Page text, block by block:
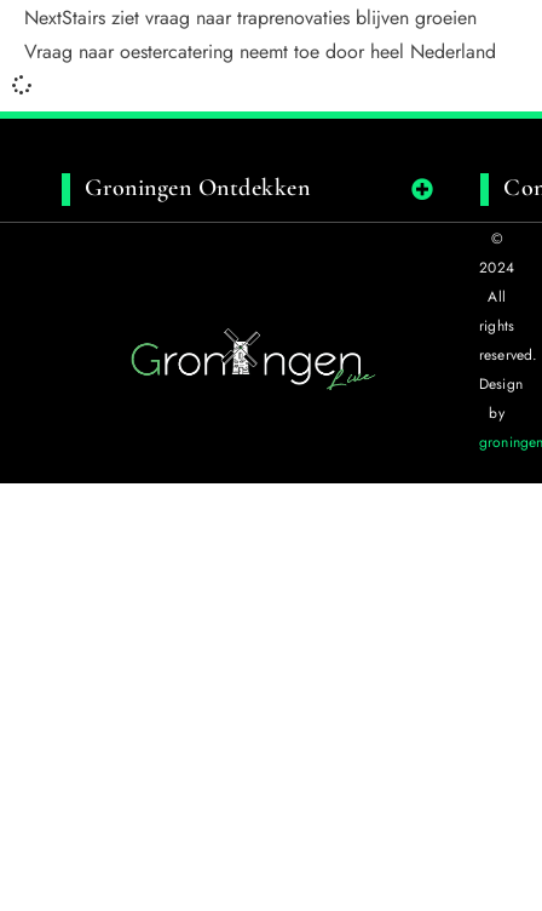
NextStairs ziet vraag naar traprenovaties blijven groeien
Vraag naar oestercatering neemt toe door heel Nederland
Groningen Ontdekken
©
2024
All
rights
reserved.
Design
by